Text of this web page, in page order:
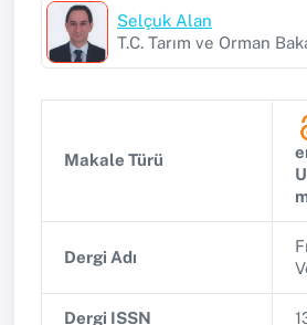
Selçuk Alan
T.C. Tarım ve Orman
Makale Türü
Dergi Adı
Dergi ISSN